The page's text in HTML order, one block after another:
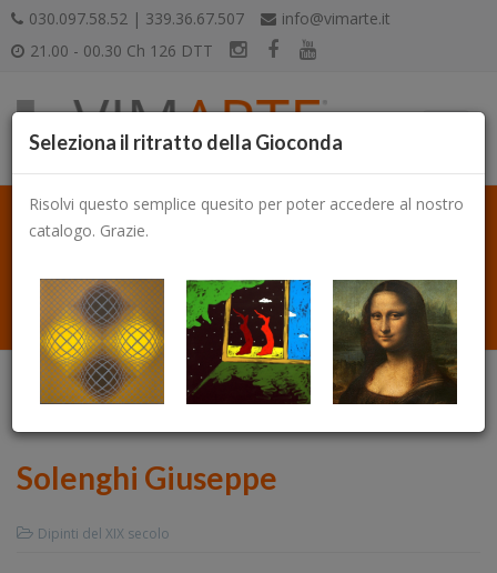
030.097.58.52 | 339.36.67.507
info@vimarte.it
21.00 - 00.30 Ch 126 DTT
Solenghi Giuseppe
Dipinti del XIX secolo
Seleziona il ritratto della Gioconda
Risolvi questo semplice quesito per poter accedere al nostro
catalogo. Grazie.